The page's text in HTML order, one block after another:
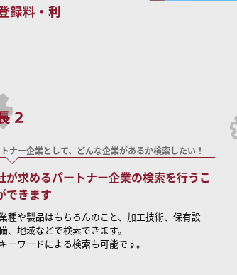
録料・利
ナー企業として、どんな企業があるか検索したい！
が求めるパートナー企業の検索を行うこ
できます
種や製品はもちろんのこと、加工技術、保有設
、地域などで検索できます。
キーワードによる検索も可能です。